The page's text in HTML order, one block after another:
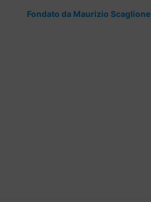
Fondato da Maurizio Scaglione